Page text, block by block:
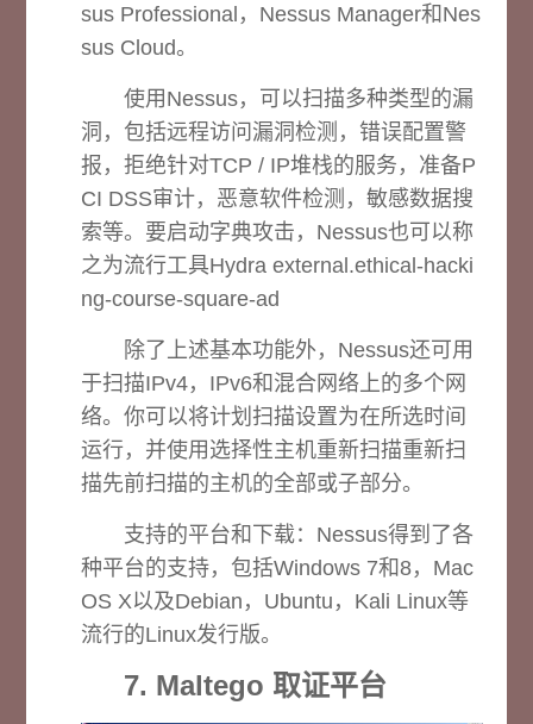
sus Professional，Nessus Manager和Nes
sus Cloud。
使用Nessus，可以扫描多种类型的漏
洞，包括远程访问漏洞检测，错误配置警
报，拒绝针对TCP / IP堆栈的服务，准备P
CI DSS审计，恶意软件检测，敏感数据搜
索等。要启动字典攻击，Nessus也可以称
之为流行工具Hydra external.ethical-hacki
ng-course-square-ad
除了上述基本功能外，Nessus还可用
于扫描IPv4，IPv6和混合网络上的多个网
络。你可以将计划扫描设置为在所选时间
运行，并使用选择性主机重新扫描重新扫
描先前扫描的主机的全部或子部分。
支持的平台和下载： Nessus得到了各
种平台的支持，包括Windows 7和8，Mac
OS X以及Debian，Ubuntu，Kali Linux等
流行的Linux发行版。
7. Maltego 取证平台